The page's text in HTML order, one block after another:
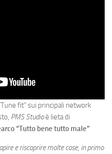
fit” sui principali network
PMS Studioè lieta di
“Tutto bene tutto male”
e riscoprire molte cose, in primo